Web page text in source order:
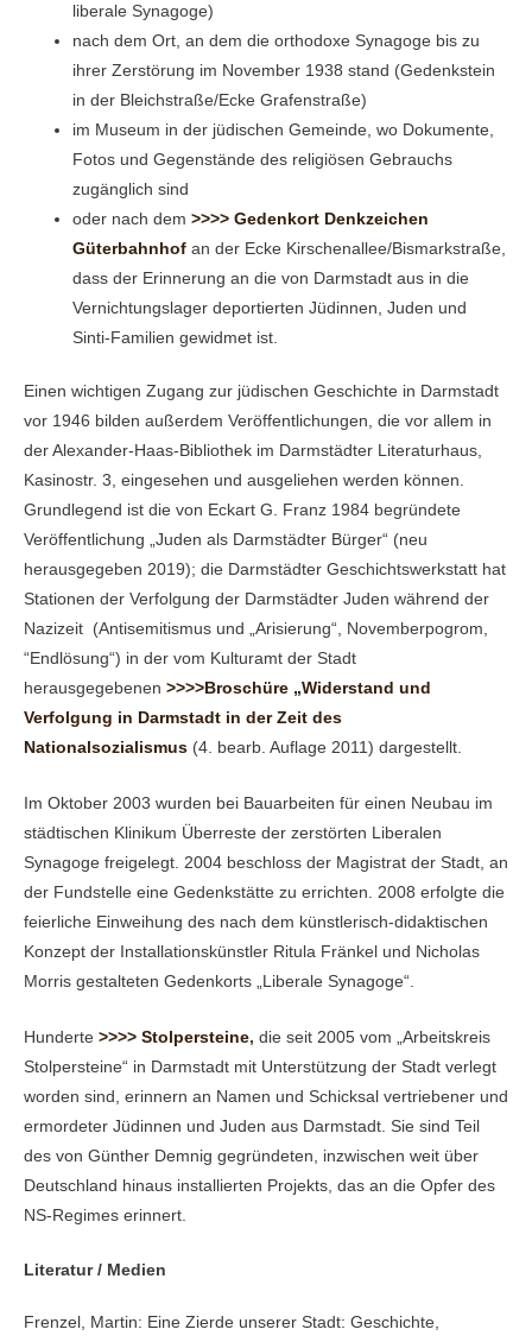
liberale Synagoge)
nach dem Ort, an dem die orthodoxe Synagoge bis zu
ihrer Zerstörung im November 1938 stand (Gedenkstein
in der Bleichstraße/Ecke Grafenstraße)
im Museum in der jüdischen Gemeinde, wo Dokumente,
Fotos und Gegenstände des religiösen Gebrauchs
zugänglich sind
oder nach dem>>>> Gedenkort Denkzeichen
Güterbahnhof an der Ecke Kirschenallee/Bismarkstraße,
dass der Erinnerung an die von Darmstadt aus in die
Vernichtungslager deportierten Jüdinnen, Juden und
Sinti-Familien gewidmet ist.
Einen wichtigen Zugang zur jüdischen Geschichte in Darmstadt
vor 1946 bilden außerdem Veröffentlichungen, die vor allem in
der Alexander-Haas-Bibliothek im Darmstädter Literaturhaus,
Kasinostr. 3, eingesehen und ausgeliehen werden können.
Grundlegend ist die von Eckart G. Franz 1984 begründete
Veröffentlichung „Juden als Darmstädter Bürger“ (neu
herausgegeben 2019); die Darmstädter Geschichtswerkstatt hat
Stationen der Verfolgung der Darmstädter Juden während der
Nazizeit (Antisemitismus und „Arisierung“, Novemberpogrom,
“Endlösung“) in der vom Kulturamt der Stadt
herausgegebenen >>>>Broschüre „Widerstand und
Verfolgung in Darmstadt in der Zeit des
Nationalsozialismus (4. bearb. Auflage 2011) dargestellt.
Im Oktober 2003 wurden bei Bauarbeiten für einen Neubau im
städtischen Klinikum Überreste der zerstörten Liberalen
Synagoge freigelegt. 2004 beschloss der Magistrat der Stadt, an
der Fundstelle eine Gedenkstätte zu errichten. 2008 erfolgte die
feierliche Einweihung des nach dem künstlerisch-didaktischen
Konzept der Installationskünstler Ritula Fränkel und Nicholas
Morris gestalteten Gedenkorts „Liberale Synagoge“.
Hunderte >>>> Stolpersteine, die seit 2005 vom „Arbeitskreis
Stolpersteine“ in Darmstadt mit Unterstützung der Stadt verlegt
worden sind, erinnern an Namen und Schicksal vertriebener und
ermordeter Jüdinnen und Juden aus Darmstadt. Sie sind Teil
des von Günther Demnig gegründeten, inzwischen weit über
Deutschland hinaus installierten Projekts, das an die Opfer des
NS-Regimes erinnert.
Literatur / Medien
Frenzel, Martin: Eine Zierde unserer Stadt: Geschichte,